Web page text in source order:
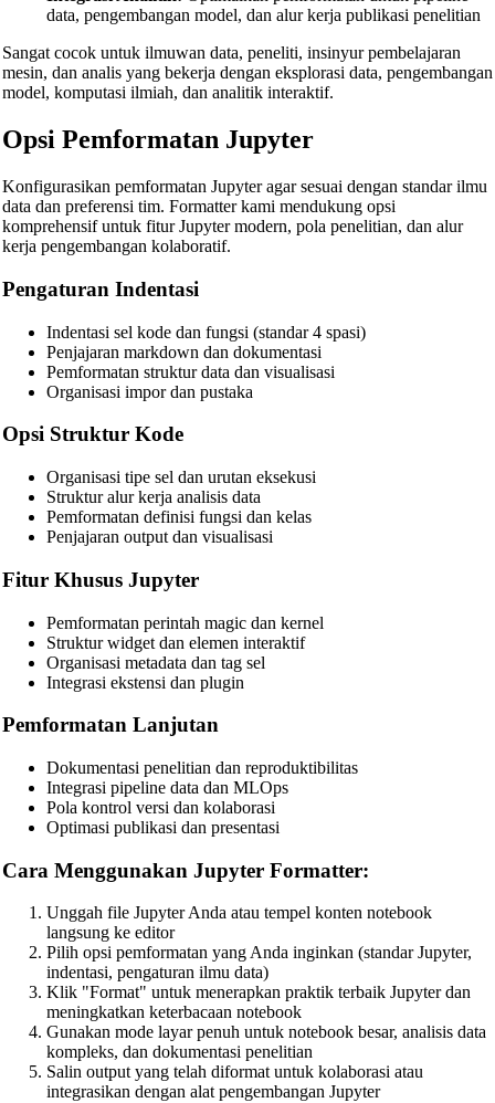
CSS Beautifier
JavaScript Beautifier
TypeScript Beautifier
JSX Beautifier
Vue Beautifier
SCSS Beautifier
JSON Beautifier
XML Beautifier
YAML Beautifier
SQL Beautifier
MySQL SQL Beautifier
PostgreSQL SQL Beautifier
MongoDB Query Beautifier
Nginx Config Beautifier
Python Beautifier
Java Code Beautifier
PHP Beautifier
Dart Code Beautifier
INI Beautifier
CSV Beautifier
Batch Script Beautifier
C/C++ Code Beautifier
CUDA Code Beautifier
Scala Code Beautifier
Haskell Code Beautifier
data, pengembangan model, dan alur kerja publikasi penelitian
Sangat cocok untuk ilmuwan data, peneliti, insinyur pembelajaran
mesin, dan analis yang bekerja dengan eksplorasi data, pengembangan
model, komputasi ilmiah, dan analitik interaktif.
Opsi Pemformatan Jupyter
Konfigurasikan pemformatan Jupyter agar sesuai dengan standar ilmu
data dan preferensi tim. Formatter kami mendukung opsi
komprehensif untuk fitur Jupyter modern, pola penelitian, dan alur
kerja pengembangan kolaboratif.
Pengaturan Indentasi
Indentasi sel kode dan fungsi (standar 4 spasi)
Penjajaran markdown dan dokumentasi
Pemformatan struktur data dan visualisasi
Organisasi impor dan pustaka
Opsi Struktur Kode
Organisasi tipe sel dan urutan eksekusi
Struktur alur kerja analisis data
Pemformatan definisi fungsi dan kelas
Penjajaran output dan visualisasi
Fitur Khusus Jupyter
Pemformatan perintah magic dan kernel
Struktur widget dan elemen interaktif
Organisasi metadata dan tag sel
Integrasi ekstensi dan plugin
Pemformatan Lanjutan
Dokumentasi penelitian dan reproduktibilitas
Integrasi pipeline data dan MLOps
Pola kontrol versi dan kolaborasi
Optimasi publikasi dan presentasi
Cara Menggunakan Jupyter Formatter:
Unggah file Jupyter Anda atau tempel konten notebook
langsung ke editor
Pilih opsi pemformatan yang Anda inginkan (standar Jupyter,
indentasi, pengaturan ilmu data)
Klik "Format" untuk menerapkan praktik terbaik Jupyter dan
meningkatkan keterbacaan notebook
Gunakan mode layar penuh untuk notebook besar, analisis data
kompleks, dan dokumentasi penelitian
Salin output yang telah diformat untuk kolaborasi atau
integrasikan dengan alat pengembangan Jupyter